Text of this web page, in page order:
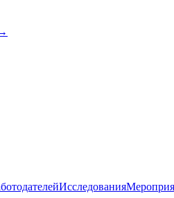
Исследования